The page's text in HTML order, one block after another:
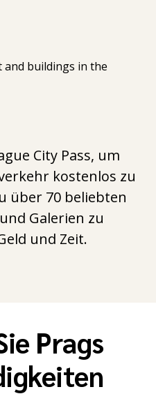
City Pass, um
kostenlos zu
über 70 beliebten
Galerien zu
und Zeit.
Prags